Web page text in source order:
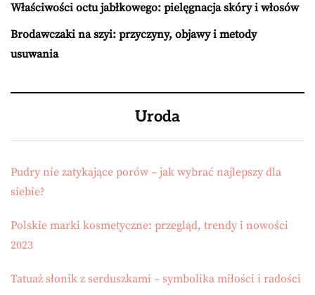
Właściwości octu jabłkowego: pielęgnacja skóry i włosów
Brodawczaki na szyi: przyczyny, objawy i metody
usuwania
Uroda
Pudry nie zatykające porów – jak wybrać najlepszy dla
siebie?
Polskie marki kosmetyczne: przegląd, trendy i nowości
2023
Tatuaż słonik z serduszkami – symbolika miłości i radości